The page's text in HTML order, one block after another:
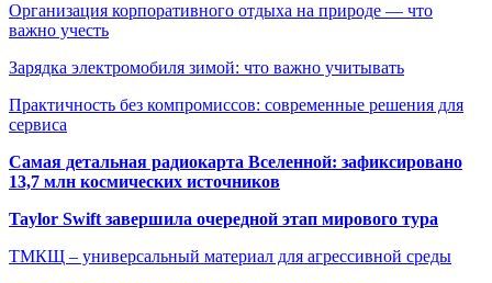
Организация корпоративного отдыха на природе — что
важно учесть
Зарядка электромобиля зимой: что важно учитывать
Практичность без компромиссов: современные решения для
сервиса
Самая детальная радиокарта Вселенной: зафиксировано
13,7 млн космических источников
Taylor Swift завершила очередной этап мирового тура
ТМКЩ – универсальный материал для агрессивной среды